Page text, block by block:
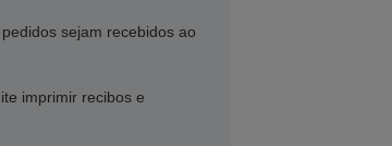
sejam recebidos ao
imprimir recibos e